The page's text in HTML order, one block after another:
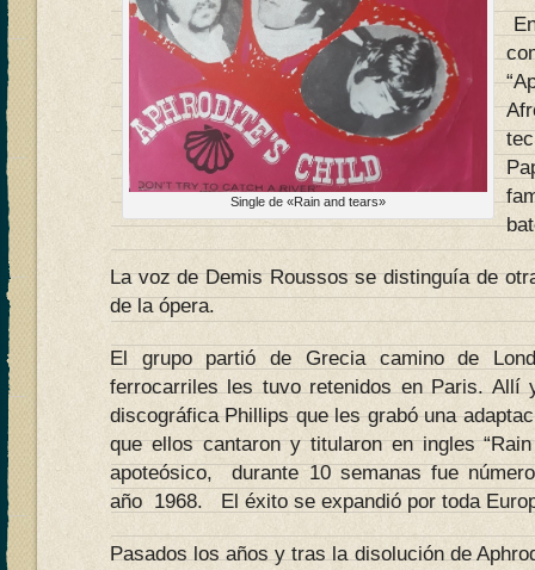
Single de «Rain and tears»
La voz de Demis Roussos se distinguía de
de la ópera.
El grupo partió de Grecia camino de
ferrocarriles les tuvo retenidos en Paris. Allí
discográfica Phillips que les grabó una
que ellos cantaron y titularon en ingles
apoteósico, durante 10 semanas fue
año 1968. El éxito se expandió por toda
Pasados los años y tras la disolución de